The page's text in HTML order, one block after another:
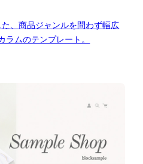
、商品ジャンルを問わず幅広
ラムのテンプレート。